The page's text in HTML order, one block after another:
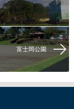
富士岡公園